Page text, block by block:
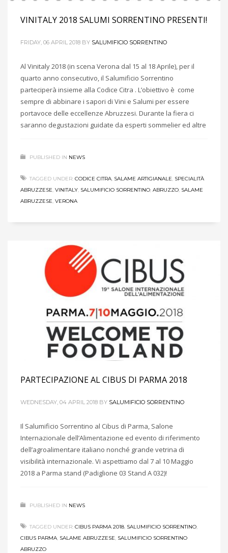
VINITALY 2018 SALUMI SORRENTINO PRESENTI!
FRIDAY, 06 APRIL 2018 BY SALUMIFICIO SORRENTINO
Al Vinitaly 2018 (in scena Verona dal 15 al 18 Aprile), per il
quarto anno consecutivo, il Salumificio Sorrentino
parteciperà insieme alla Codice Citra . L’obiettivo è come
sempre di abbinare i sapori di Vini e Salumi per essere
portavoce delle eccellenze Abruzzesi. Durante la fiera ci
saranno degustazioni guidate da esperti sommelier ed altre
PUBLISHED IN NEWS
TAGGED UNDER: CODICE CITRA, SALAME ARTIGIANALE, SPECIALITÀ
ABRUZZESE, VINITALY, SALUMIFICIO SORRENTINO, ABRUZZO, SALAME
ABRUZZESE, VERONA
PARTECIPAZIONE AL CIBUS DI PARMA 2018
WEDNESDAY, 04 APRIL 2018 BY SALUMIFICIO SORRENTINO
Il Salumificio Sorrentino al Cibus di Parma, Salone
Internazionale dell’Alimentazione ed evento di riferimento
dell’agroalimentare italiano nonché grande vetrina di
visibilità internazionale. Vi aspettiamo dal 7 al 10 Maggio
2018 a Parma stand (Padiglione 03 Stand A 032)!
PUBLISHED IN NEWS
TAGGED UNDER: CIBUS PARMA 2018, SALUMIFICIO SORRENTINO,
CIBUS PARMA, SALAME ABRUZZESE, SALUMIFICIO SORRENTINO
ABRUZZO